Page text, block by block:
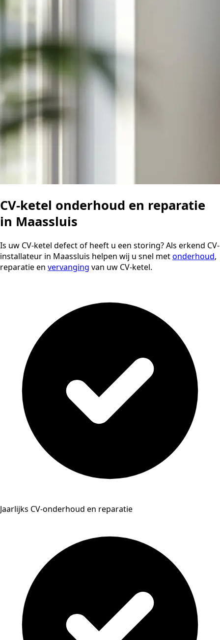
CV-ketel onderhoud en reparatie
in Maassluis
Is uw CV-ketel defect of heeft u een storing? Als erkend CV-
installateur in Maassluis helpen wij u snel metonderhoud,
reparatie en vervanging van uw CV-ketel.
Jaarlijks CV-onderhoud en reparatie